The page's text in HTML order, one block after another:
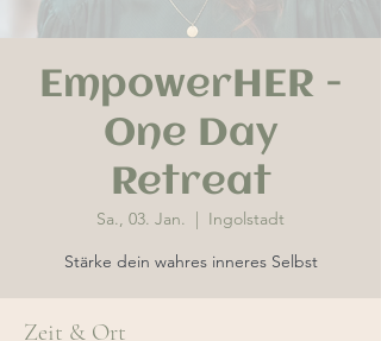
EmpowerHER -
One Day
Retreat
Sa., 03. Jan.
  |
Ingolstadt
Stärke dein wahres inneres Selbst
Zeit & Ort